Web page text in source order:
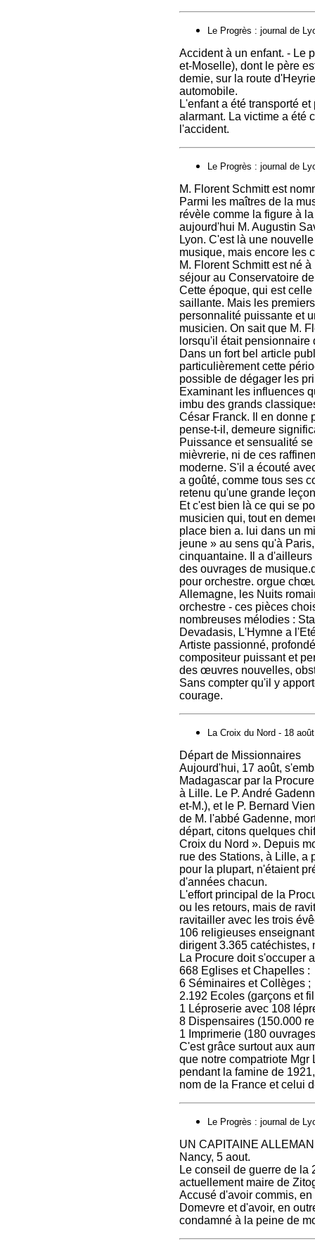
Le Progrès : journal de
Accident à un enfant. - Le
et-Moselle), dont le père
demie, sur la route
automobile.
L'enfant a été transporté
alarmant. La victime a été
l'accident.
Le Progrès : journal de
M. Florent Schmitt est
Parmi les maîtres de la
révèle comme la figure à
aujourd'hui M. Augustin
Lyon. C'est là une
musique, mais encore les
M. Florent Schmitt est né
séjour au Conservatoire
Cette époque, qui est
saillante. Mais les
personnalité puissante et
musicien. On sait que M.
lorsqu'il était
Dans un fort bel article
particulièrement cette
possible de dégager les
Examinant les influences
imbu des grands
César Franck. Il en donne
pense-t-il, demeure
Puissance et sensualité
mièvrerie, ni de ces
moderne. S'il a écouté
a goûté, comme tous ses
retenu qu'une grande
Et c'est bien là ce qui se
musicien qui, tout en
place bien a. lui dans un
jeune » au sens qu'à
cinquantaine. Il a
des ouvrages de
pour orchestre. orgue
Allemagne, les Nuits
orchestre - ces pièces
nombreuses mélodies :
Devadasis, L'Hymne a
Artiste passionné,
compositeur puissant et
des œuvres nouvelles,
Sans compter qu'il y
courage.
La Croix du Nord - 18
Départ de Missionnaires
Aujourd'hui, 17 août,
Madagascar par la
à Lille. Le P. André
et-M.), et le P. Bernard
de M. l'abbé Gadenne,
départ, citons quelques
Croix du Nord ». Depuis
rue des Stations, à Lille, a
pour la plupart, n'étaient
d'années chacun.
L'effort principal de la
ou les retours, mais de
ravitailler avec les trois
106 religieuses
dirigent 3.365 catéchistes,
La Procure doit s'occuper
668 Eglises et Chapelles :
6 Séminaires et Collèges ;
2.192 Ecoles (garçons et
1 Léproserie avec 108
8 Dispensaires (150.000
1 Imprimerie (180
C'est grâce surtout aux
que notre compatriote Mgr
pendant la famine de
nom de la France et celui
Le Progrès : journal de
UN CAPITAINE
Nancy, 5 aout.
Le conseil de guerre de la
actuellement maire de
Accusé d'avoir commis,
Domevre et d'avoir, en
condamné à la peine de